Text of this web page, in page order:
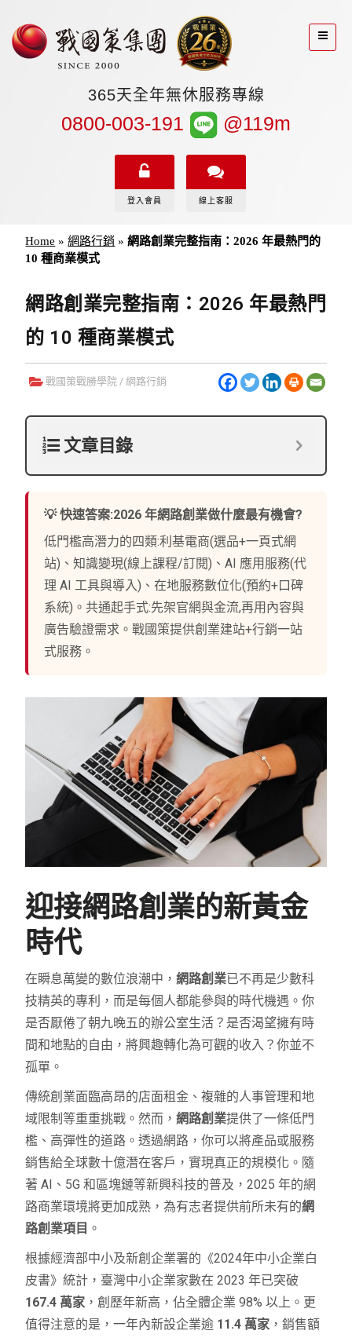
365天全年無休服務專線
0800-003-191 @119m
登入會員 線上客服
Home »網路行銷 »網路創業完整指南：2026 年最熱門的
10 種商業模式
網路創業完整指南：2026 年最熱門
的 10 種商業模式
戰國策戰勝學院 /網路行銷
文章目錄
💡 快速答案:2026 年網路創業做什麼最有機會?
低門檻高潛力的四類:利基電商(選品+一頁式網
站)、知識變現(線上課程/訂閱)、AI 應用服務(代
理 AI 工具與導入)、在地服務數位化(預約+口碑
系統)。共通起手式:先架官網與金流,再用內容與
廣告驗證需求。戰國策提供創業建站+行銷一站
式服務。
迎接網路創業的新黃金
時代
在瞬息萬變的數位浪潮中，網路創業已不再是少數科
技精英的專利，而是每個人都能參與的時代機遇。你
是否厭倦了朝九晚五的辦公室生活？是否渴望擁有時
間和地點的自由，將興趣轉化為可觀的收入？你並不
孤單。
傳統創業面臨高昂的店面租金、複雜的人事管理和地
域限制等重重挑戰。然而，網路創業提供了一條低門
檻、高彈性的道路。透過網路，你可以將產品或服務
銷售給全球數十億潛在客戶，實現真正的規模化。隨
著 AI、5G 和區塊鏈等新興科技的普及，2025 年的網
路商業環境將更加成熟，為有志者提供前所未有的網
路創業項目 。
根據經濟部中小及新創企業署的《2024年中小企業白
皮書》統計，臺灣中小企業家數在 2023 年已突破
167.4 萬家 ，創歷年新高，佔全體企業 98% 以上。更
值得注意的是，一年內新設企業逾 11.4 萬家 ，銷售額